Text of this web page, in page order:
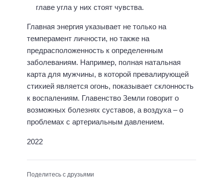
главе угла у них стоят чувства.
Главная энергия указывает не только на
темперамент личности, но также на
предрасположенность к определенным
заболеваниям. Например, полная натальная
карта для мужчины, в которой превалирующей
стихией является огонь, показывает склонность
к воспалениям. Главенство Земли говорит о
возможных болезнях суставов, а воздуха – о
проблемах с артериальным давлением.
2022
Поделитесь с друзьями